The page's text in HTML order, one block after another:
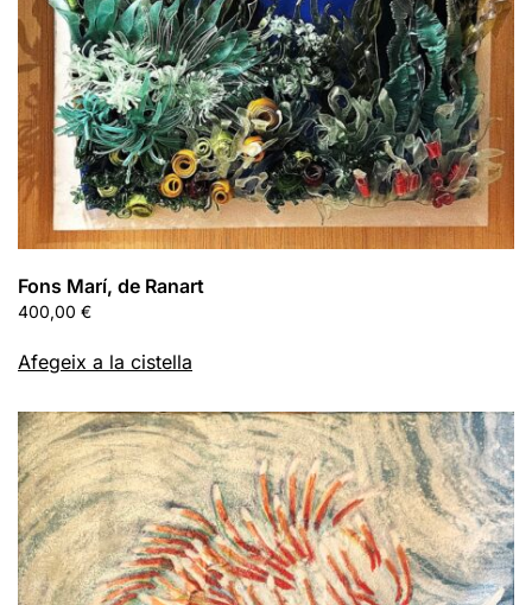
Fons Marí, de Ranart
400,00 €
Afegeix a la cistella